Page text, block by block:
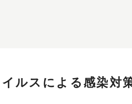
ルスによる感染対